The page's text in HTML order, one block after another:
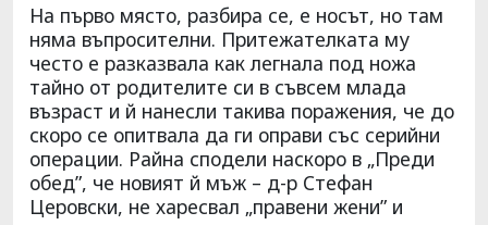
На първо място, разбира се, е носът, но там
няма въпросителни. Притежателката му
често е разказвала как легнала под ножа
тайно от родителите си в съвсем млада
възраст и й нанесли такива поражения, че до
скоро се опитвала да ги оправи със серийни
операции. Райна сподели наскоро в „Преди
обед”, че новият й мъж – д-р Стефан
Церовски, не харесвал „правени жени” и